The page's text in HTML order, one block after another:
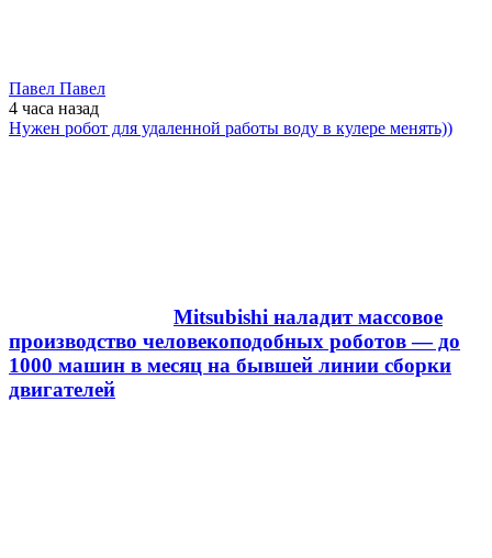
Павел Павел
4 часа назад
Нужен робот для удаленной работы воду в кулере менять))
Mitsubishi наладит массовое
производство человекоподобных роботов — до
1000 машин в месяц на бывшей линии сборки
двигателей